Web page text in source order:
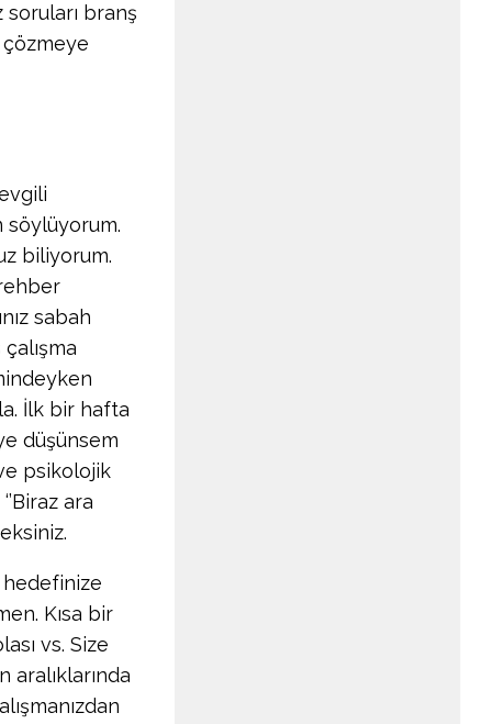
soruları branş
söylüyorum.
biliyorum.
sabah
İlk bir hafta
düşünsem
psikolojik
ara
Kısa bir
vs. Size
aralıklarında